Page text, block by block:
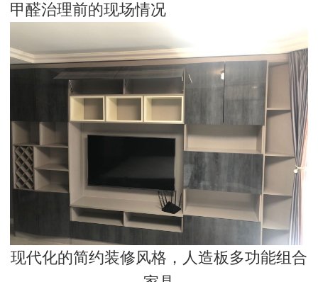
甲醛治理前的现场情况
现代化的简约装修风格，人造板多功能组合